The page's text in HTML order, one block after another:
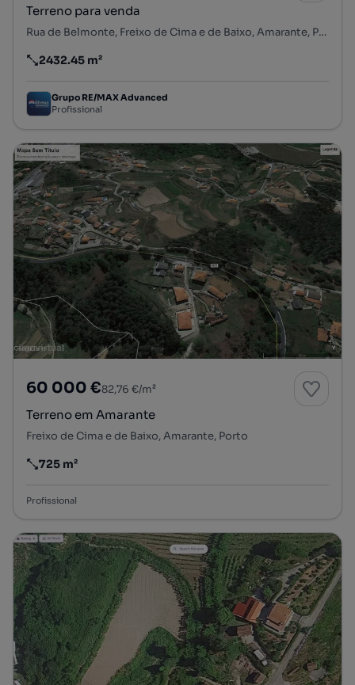
Terreno para venda
Rua de Belmonte, Freixo de Cima e de Baixo, Amarante, Porto
Preço por metro quadrado
2432.45 m²
Grupo RE/MAX Advanced
Profissional
60 000 €82,76 €/m²
Terreno em Amarante
Freixo de Cima e de Baixo, Amarante, Porto
Preço por metro quadrado
725 m²
Profissional